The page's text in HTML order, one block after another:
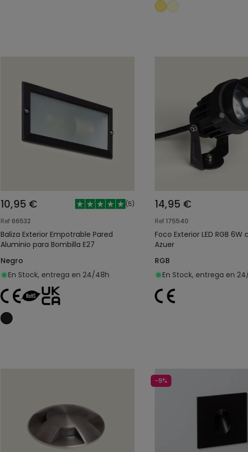
10,95 € (5)
Ref 66532
Baliza Exterior Empotrable Pared
Aluminio para Bombilla E27
Negro
En Stock, entrega en 24/48h
14,95 €
Ref175540
Foco Exterior LED RGB 6W
Azuer
RGB
En Stock, entrega en
-9%